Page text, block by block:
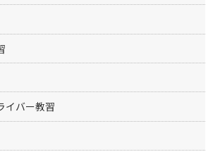
イバー教習